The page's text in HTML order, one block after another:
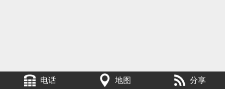
电话 地图 分享